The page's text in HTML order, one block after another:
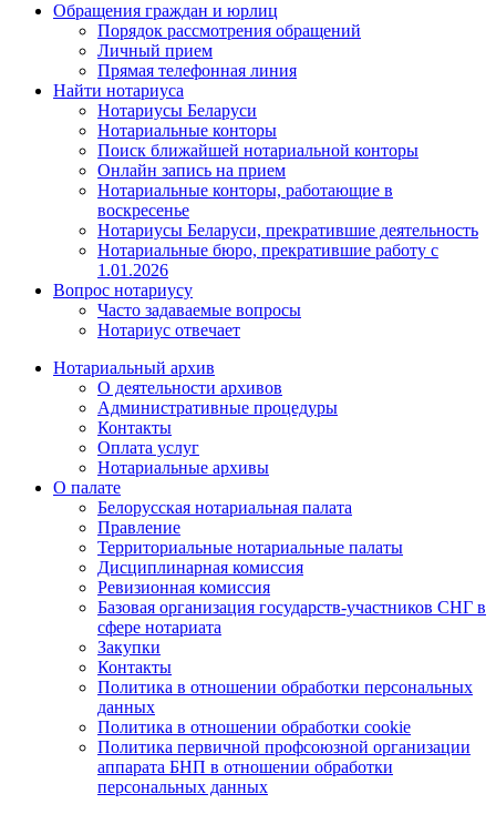
Обращения граждан и юрлиц
Порядок рассмотрения обращений
Личный прием
Прямая телефонная линия
Найти нотариуса
Нотариусы Беларуси
Нотариальные конторы
Поиск ближайшей нотариальной конторы
Онлайн запись на прием
Нотариальные конторы, работающие в
воскресенье
Нотариусы Беларуси, прекратившие деятельность
Нотариальные бюро, прекратившие работу с
1.01.2026
Вопрос нотариусу
Часто задаваемые вопросы
Нотариус отвечает
Нотариальный архив
О деятельности архивов
Административные процедуры
Контакты
Оплата услуг
Нотариальные архивы
О палате
Белорусская нотариальная палата
Правление
Территориальные нотариальные палаты
Дисциплинарная комиссия
Ревизионная комиссия
Базовая организация государств-участников СНГ в
сфере нотариата
Закупки
Контакты
Политика в отношении обработки персональных
данных
Политика в отношении обработки cookie
Политика первичной профсоюзной организации
аппарата БНП в отношении обработки
персональных данных